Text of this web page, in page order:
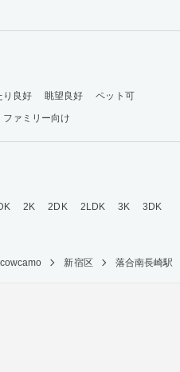
り良好 眺望良好
ペット可
ファミリー向け
2K 2DK 2LDK 3K
3DK
新宿区 落合南長崎駅